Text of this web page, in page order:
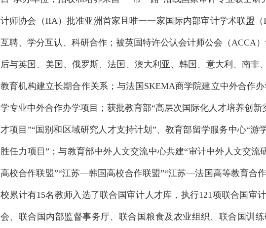
计师协会（IIA）批准亚洲首家且唯一一家国际内部审计学术联盟
互聘、学分互认、科研合作；被英国特许公认会计师公会（ACCA
后与英国、美国、俄罗斯、法国、澳大利亚、韩国、意大利、南
教育机构建立长期合作关系；与法国SKEMA商学院建立中外合作
学专业中外合作办学项目；获批教育部“高层次国际化人才培养创
才项目”“国别和区域研究人才支持计划”、教育部留学服务中心“
胜任力项目”；与教育部中外人文交流中心共建“审计中外人文交
高校合作联盟”“江苏—韩国高校合作联盟”“江苏—法国高等教育合
校累计有15名教师入选了联合国审计人才库，执行121项联合国审
会、联合国内部监督事务厅、联合国粮食及农业组织、联合国训